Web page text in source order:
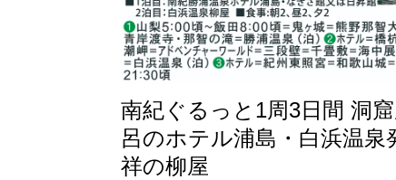
南紀ぐるっと1周3日間 洞
呂のホテル浦島・白浜温泉
祥の柳屋